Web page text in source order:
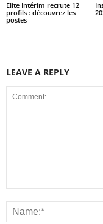
Elite Intérim recrute 12
profils : découvrez les
postes
LEAVE A REPLY